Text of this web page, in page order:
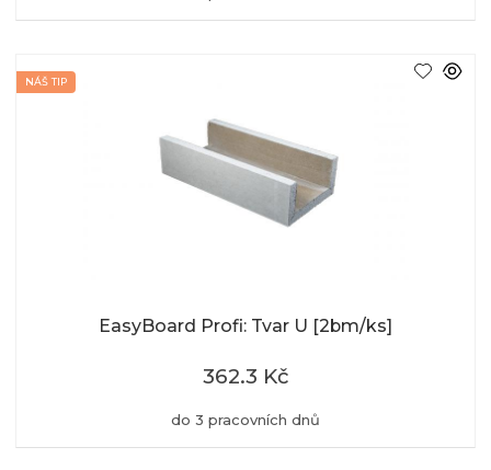
EasyBoard Profi: Tvar U [2bm/ks]
NÁŠ TIP
do 3 pracovních dnů
362.3 Kč